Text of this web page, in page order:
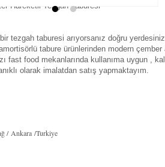
Hareketli Tezgah Taburesi
tezgah taburesi arıyorsanız doğru
tabure ürünlerinden modern çember
fast food mekanlarında kullanıma uygun ,
olarak imalatdan satış yapmaktayım.
/ Ankara /Turkiye